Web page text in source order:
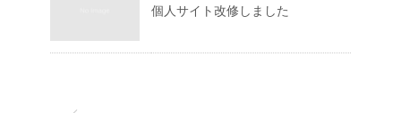
個人サイト改修しました